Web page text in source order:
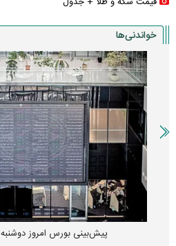
خواندنی‌ها
پیش‌بینی بورس امروز دوشنبه ۱۲ مرداد ماه ۱۴۰۵